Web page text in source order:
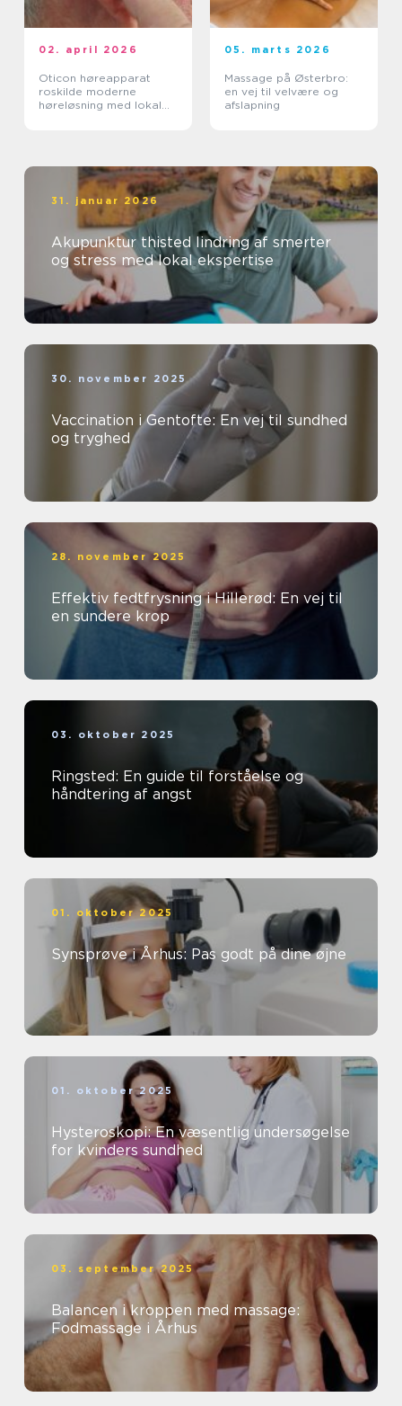
02. april 2026
Oticon høreapparat
roskilde moderne
høreløsning med lokal
05. marts 2026
Massage på Østerbro:
en vej til velvære og
afslapning
31. januar 2026
Akupunktur thisted lindring af smerter
og stress med lokal ekspertise
30. november 2025
Vaccination i Gentofte: En vej til sundhed
og tryghed
28. november 2025
Effektiv fedtfrysning i Hillerød: En vej til
en sundere krop
03. oktober 2025
Ringsted: En guide til forståelse og
håndtering af angst
01. oktober 2025
Synsprøve i Århus: Pas godt på dine øjne
01. oktober 2025
Hysteroskopi: En væsentlig undersøgelse
for kvinders sundhed
03. september 2025
Balancen i kroppen med massage:
Fodmassage i Århus